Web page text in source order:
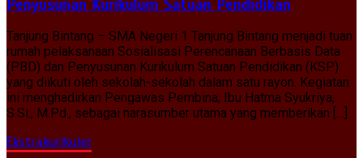
Penyusunan Kurikulum Satuan Pendidikan
Tanjung Bintang – SMA Negeri 1 Tanjung Bintang menjadi tuan
rumah pelaksanaan Sosialisasi Perencanaan Berbasis Data
(PBD) dan Penyusunan Kurikulum Satuan Pendidikan (KSP)
yang diikuti oleh sekolah-sekolah dalam satu rayon. Kegiatan
ini menghadirkan Pengawas Pembina, Ibu Hatma Syukriya,
S.Si., M.Pd., sebagai narasumber utama yang memberikan […]
Ekstrakurikuler